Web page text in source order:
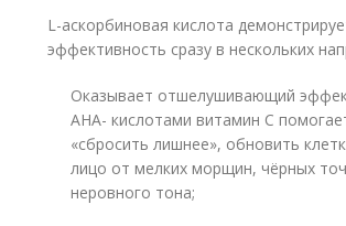
L-аскорбиновая кислота
эффективность сразу в нескольких
Оказывает отшелушивающий
АНА- кислотами витамин С
«сбросить лишнее», обновить
лицо от мелких морщин, чёрных
неровного тона;